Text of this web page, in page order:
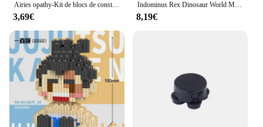
Airies opathy-Kit de blocs de construction pour enfants, plaque de support de roues doubles, pièces compatibles, 4600, 4624, 3641, 6014, 87697, MOC, briques de voiture Lego, jouets pour enfants
3,69€
Indominus Rex Dinosaur World Model importer décennie ks for Children, Mecha Bricks, Mechanical Toy Gifts, Réaliste, Cool, 2IN1 208.assic
8,19€